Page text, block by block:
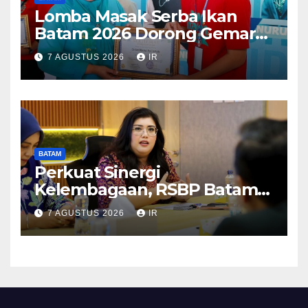
Lomba Masak Serba Ikan
Batam 2026 Dorong Gemar
Makan Ikan
7 AGUSTUS 2026 IR
BATAM
Perkuat Sinergi
Kelembagaan, RSBP Batam
dan BPOM Pastikan
Pelayanan dan Ketersediaan
Obat Aman
7 AGUSTUS 2026 IR